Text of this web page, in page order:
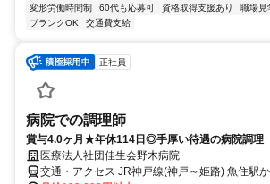
変形労働時間制 60代も応募可 資格取得支援あり 職場見
ブランクOK
交通費支給
正社員
病院での調理師
賞与4.0ヶ月★年休114日◎手厚い待遇の病院調理
医療法人社団佳生会野木病院
交通・アクセス JR神戸線(神戸～姫路) 魚住駅